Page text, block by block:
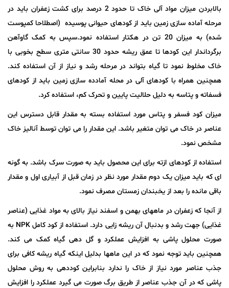
بالابردن میزان مواد آلی خاک تا حدود 2 درصد برای کشت زعفران باید در
مرحله آماده سازی زمین باید از کودهای حیوانی پوسیده (اصطلاحا کمپوست
شده) به میزان 20 تن در هکتار استفاده نمود.سپس به کمک گاوآهن
برگرداندار این کودها تا عمق ریشه حدود 30 سانتی متری سطح بخوبی با
خاک مخلوط نمود تا گیاه بتواند در مرحله رشد و نیاز از آن استفاده کند.
همچنین همراه با کودهای آلی در محله آمادده سازی زمین باید از کودهای
فسفاته و پتاسه به دلیل حلالیت پایین و تحرک کم، استفاده کرد.
میزان کود فسفر و پتاس مورد استفاده بسته به مقدار قابل دسترس این
عناصر در خاک می توان متغیر باشد. این مقدار را می توان توسط آنالیز خاک
مشخص نمود.
استفاده از کودهای ازته برای این محصول باید به صورت سرک باشد. به گونه
ای که باید میزان یک دوم مقدار مورد نظر در زمان قبل از آبیاری اول و مقدار
باقی مانده را بعد از یخبندان زمستان مصرف نمود.
از آنجا که زعفران در ماههای بهمن و اسفند نیاز بالای به مواد غذایی (عناصر
غذایی) جهت رشد و بدنبال آن ریشه زایی دارد. استفاده از کود کامل NPK به
صورت محلول پاشی به افزایش عملکرد و گل دهی گیاه کمک می کند.
همچنین باید توجه نمود که در این ماهها بدلیل اینکه گیاه ریشه کافی برای
جذب عناصر مورد نیاز از خاک را ندارد بنابراین کوددهی به روش محلول
پاشی که در آن جذب عناصر از طریق برگ صورت می گیرد عملکرد را افزایش